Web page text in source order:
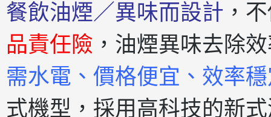
餐飲油煙／異味而設計 ，
品責任險 ，油煙異味去除
需水電、價格便宜、效率
式機型，採用高科技的新